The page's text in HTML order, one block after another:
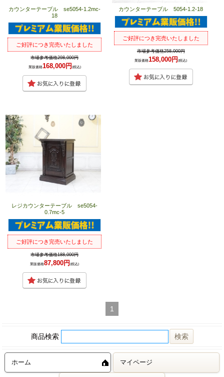
カウンターテーブル se5054-1.2mc-
18
ご好評につき完売いたしました
市場参考価格298,000円
業販価格168,000円(税込)
カウンターテーブル 5054-1.2-18
ご好評につき完売いたしました
市場参考価格258,000円
業販価格158,000円(税込)
レジカウンターテーブル se5054-
0.7mc-5
ご好評につき完売いたしました
市場参考価格188,000円
業販価格87,800円(税込)
1
商品検索
ホーム マイページ